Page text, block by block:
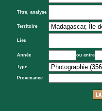
Titre, analyse
Territoire
Lieu
Année ou entre
Type
Provenance